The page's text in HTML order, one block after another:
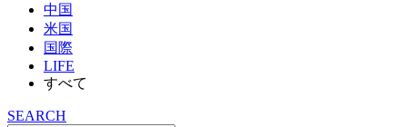
中国
米国
国際
LIFE
すべて
SEARCH